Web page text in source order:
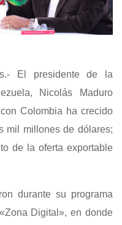
El presidente de la
Nicolás Maduro
Colombia ha crecido
mil millones de dólares;
de la oferta exportable
durante su programa
Digital», en donde